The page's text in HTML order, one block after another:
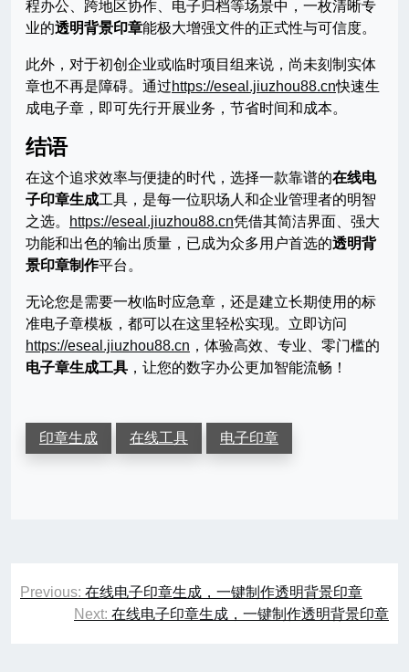
程办公、跨地区协作、电子归档等场景中，一枚清晰专
业的透明背景印章能极大增强文件的正式性与可信度。
此外，对于初创企业或临时项目组来说，尚未刻制实体
章也不再是障碍。通过https://eseal.jiuzhou88.cn快速生
成电子章，即可先行开展业务，节省时间和成本。
结语
在这个追求效率与便捷的时代，选择一款靠谱的在线电
子印章生成工具，是每一位职场人和企业管理者的明智
之选。
https://eseal.jiuzhou88.cn凭借其简洁界面、强大
功能和出色的输出质量，已成为众多用户首选的透明背
景印章制作平台。
无论您是需要一枚临时应急章，还是建立长期使用的标
准电子章模板，都可以在这里轻松实现。立即访问
https://eseal.jiuzhou88.cn ，体验高效、专业、零门槛的
电子章生成工具 ，让您的数字办公更加智能流畅！
印章生成 在线工具 电子印章
文Previous: 在线电子印章生成，一键制作透明背景印章
Next: 在线电子印章生成，一键制作透明背景印章